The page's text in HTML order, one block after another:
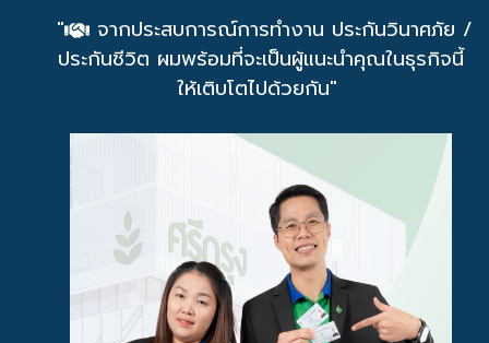
"
จากประสบการณ์การทำงาน ประกันวินาศภัย /
ประกันชีวิต ผมพร้อมที่จะเป็นผู้แนะนำคุณในธุรกิจนี้
ให้เติบโตไปด้วยกัน"